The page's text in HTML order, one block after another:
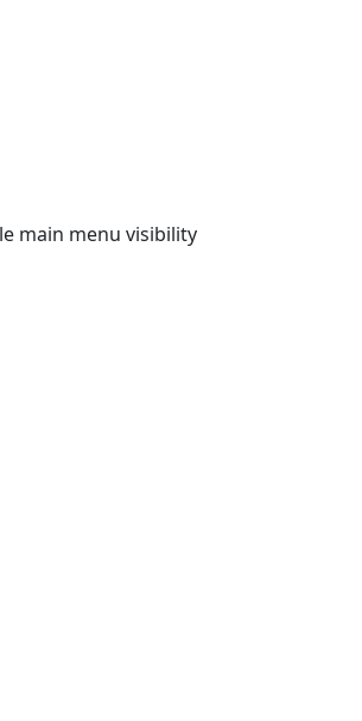
main menu visibility